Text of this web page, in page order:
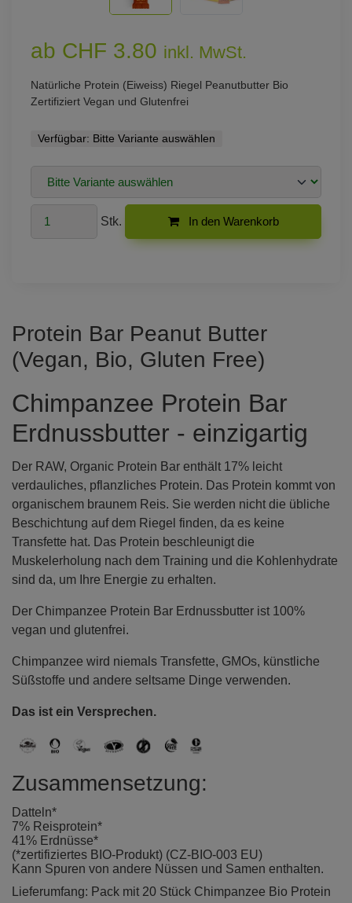
ab CHF 3.80 inkl. MwSt.
Natürliche Protein (Eiweiss) Riegel Peanutbutter Bio
Zertifiziert Vegan und Glutenfrei
Verfügbar: Bitte Variante auswählen
Stk. In den Warenkorb
Protein Bar Peanut Butter
(Vegan, Bio, Gluten Free)
Chimpanzee Protein Bar
Erdnussbutter - einzigartig
Der RAW, Organic Protein Bar enthält 17% leicht
verdauliches, pflanzliches Protein. Das Protein kommt von
organischem braunem Reis. Sie werden nicht die übliche
Beschichtung auf dem Riegel finden, da es keine
Transfette hat. Das Protein beschleunigt die
Muskelerholung nach dem Training und die Kohlenhydrate
sind da, um Ihre Energie zu erhalten.
Der Chimpanzee Protein Bar Erdnussbutter ist 100%
vegan und glutenfrei.
Chimpanzee wird niemals Transfette, GMOs, künstliche
Süßstoffe und andere seltsame Dinge verwenden.
Das ist ein Versprechen.
Zusammensetzung:
Datteln*
7% Reisprotein*
41% Erdnüsse*
(*zertifiziertes BIO-Produkt) (CZ-BIO-003 EU)
Kann Spuren von andere Nüssen und Samen enthalten.
Lieferumfang: Pack mit 20 Stück Chimpanzee Bio Protein